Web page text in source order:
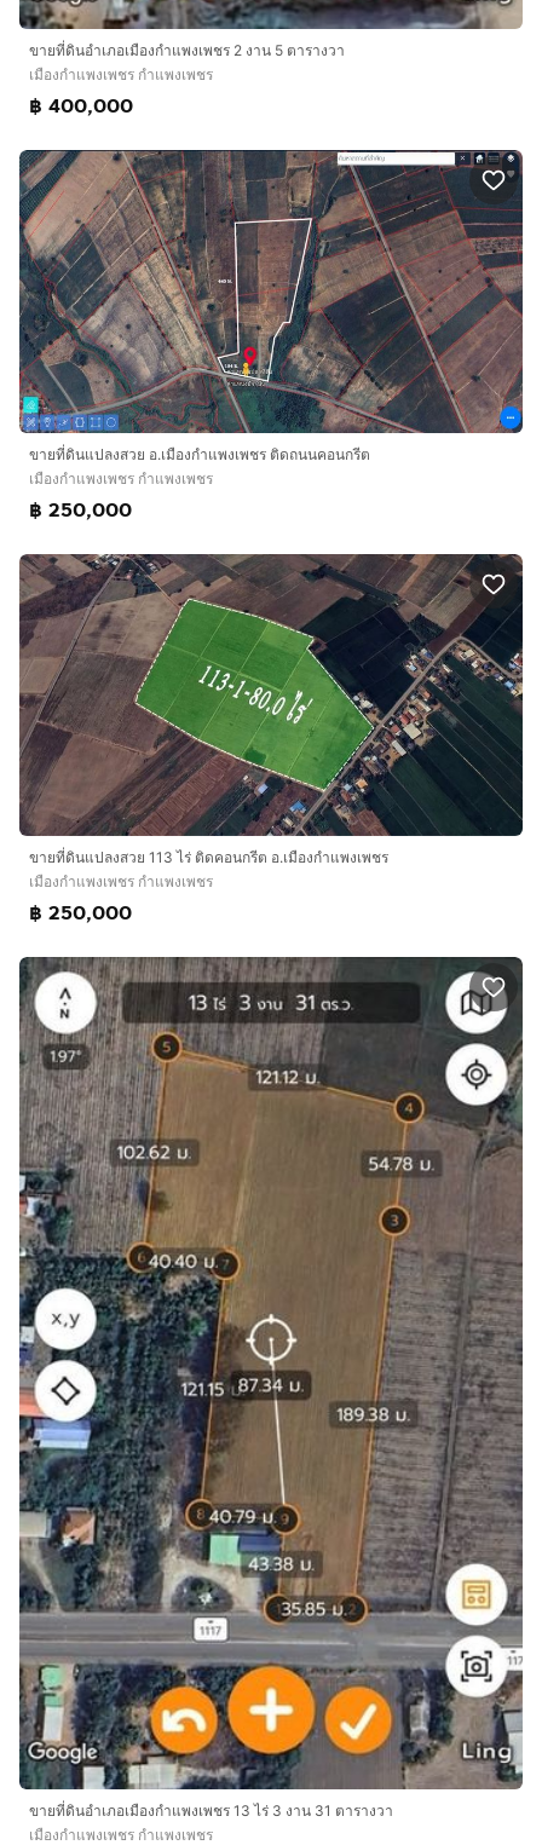
ขายที่ดินอำเภอเมืองกำแพงเพชร 2 งาน 5 ตารางวา
เมืองกำแพงเพชร กำแพงเพชร
฿ 400,000
ขายที่ดินแปลงสวย อ.เมืองกำแพงเพชร ติดถนนคอนกรีต
เมืองกำแพงเพชร กำแพงเพชร
฿ 250,000
ขายที่ดินแปลงสวย 113 ไร่ ติดคอนกรีต อ.เมืองกำแพงเพชร
เมืองกำแพงเพชร กำแพงเพชร
฿ 250,000
ขายที่ดินอำเภอเมืองกำแพงเพชร 13 ไร่ 3 งาน 31 ตารางวา
เมืองกำแพงเพชร กำแพงเพชร